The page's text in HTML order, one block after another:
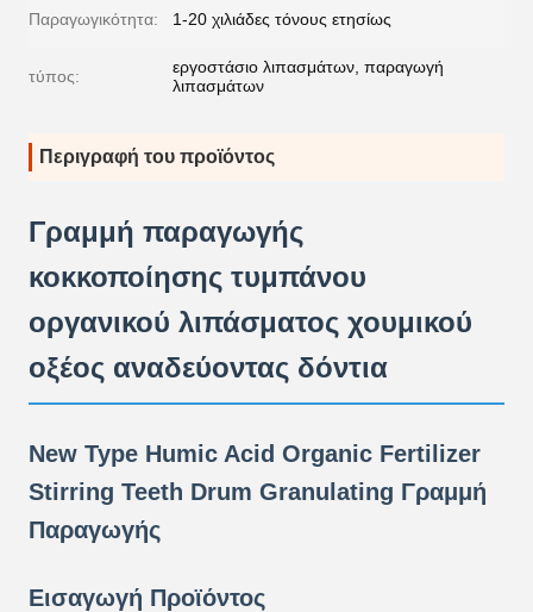
Παραγωγικότητα: 1-20 χιλιάδες τόνους ετησίως
τύπος:
εργοστάσιο λιπασμάτων, παραγωγή
λιπασμάτων
Περιγραφή του προϊόντος
Γραμμή παραγωγής
κοκκοποίησης τυμπάνου
οργανικού λιπάσματος χουμικού
οξέος αναδεύοντας δόντια
New Type Humic Acid Organic Fertilizer
Stirring Teeth Drum Granulating Γραμμή
Παραγωγής
Εισαγωγή Προϊόντος